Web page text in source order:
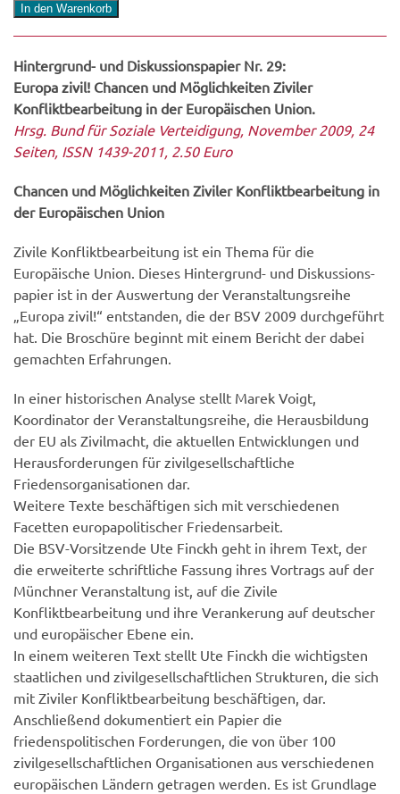
Menge
In den Warenkorb
Hintergrund- und Diskussionspapier Nr. 29:
Europa zivil! Chancen und Möglichkeiten Ziviler
Konfliktbearbeitung in der Europäischen Union.
Hrsg. Bund für Soziale Verteidigung, November 2009, 24
Seiten, ISSN 1439-2011, 2.50 Euro
Chancen und Möglichkeiten Ziviler Konfliktbearbeitung in
der Europäischen Union
Zivile Konfliktbearbeitung ist ein Thema für die
Europäische Union. Dieses Hintergrund- und Diskussions-
papier ist in der Auswertung der Veranstaltungsreihe
„Europa zivil!“ entstanden, die der BSV 2009 durchgeführt
hat. Die Broschüre beginnt mit einem Bericht der dabei
gemachten Erfahrungen.
In einer historischen Analyse stellt Marek Voigt,
Koordinator der Veranstaltungsreihe, die Herausbildung
der EU als Zivilmacht, die aktuellen Entwicklungen und
Herausforderungen für zivilgesellschaftliche
Friedensorganisationen dar.
Weitere Texte beschäftigen sich mit verschiedenen
Facetten europapolitischer Friedensarbeit.
Die BSV-Vorsitzende Ute Finckh geht in ihrem Text, der
die erweiterte schriftliche Fassung ihres Vortrags auf der
Münchner Veranstaltung ist, auf die Zivile
Konfliktbearbeitung und ihre Verankerung auf deutscher
und europäischer Ebene ein.
In einem weiteren Text stellt Ute Finckh die wichtigsten
staatlichen und zivilgesellschaftlichen Strukturen, die sich
mit Ziviler Konfliktbearbeitung beschäftigen, dar.
Anschließend dokumentiert ein Papier die
friedenspolitischen Forderungen, die von über 100
zivilgesellschaftlichen Organisationen aus verschiedenen
europäischen Ländern getragen werden. Es ist Grundlage